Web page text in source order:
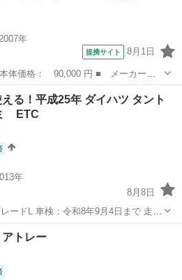
2007年
提携サイト 8月1日
ント ■ グレード名： カスタムＶ
数： 5D ■ ミッション： AT4速...
る！平成25年 ダイハツ タント
ミ ETC
年
8月8日
4日まで 走行
ます） 【装備】 ・カロッ
ル ・エコアイドル ・キーレス ・エ
ムーヴ
トレー